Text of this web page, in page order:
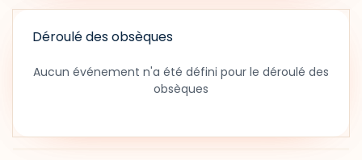
Déroulé des obsèques
Aucun événement n'a été défini pour le déroulé des
obsèques